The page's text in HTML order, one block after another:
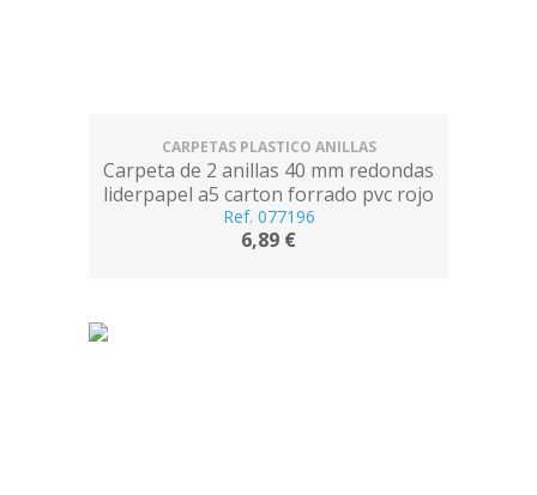
CARPETAS PLASTICO ANILLAS
Carpeta de 2 anillas 40 mm redondas
liderpapel a5 carton forrado pvc rojo
Ref. 077196
6,89 €